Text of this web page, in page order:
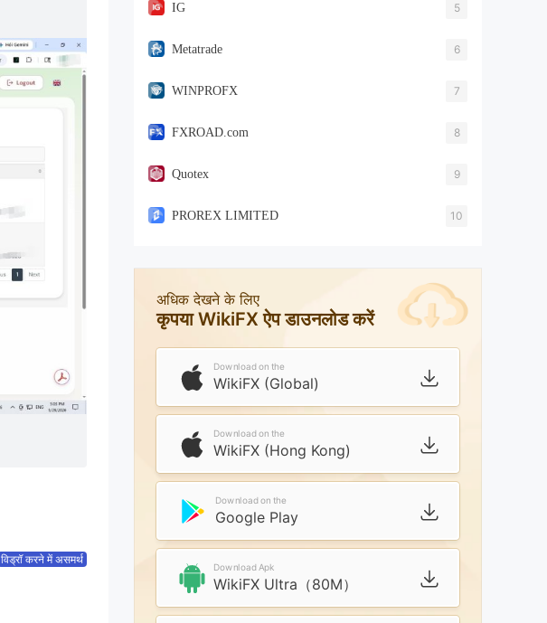
विड्रॉ करने में असमर्थ
IG 5
Metatrade 6
WINPROFX 7
FXROAD.com 8
Quotex 9
PROREX LIMITED 10
अधिक देखने के लिए
कृपया WikiFX ऐप डाउनलोड करें
Download on the
WikiFX (Global)
Download on the
WikiFX (Hong Kong)
Download on the
Google Play
Download Apk
WikiFX Ultra（80M）